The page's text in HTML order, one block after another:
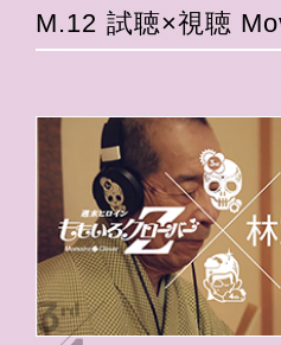
M.12 試聴×視聴